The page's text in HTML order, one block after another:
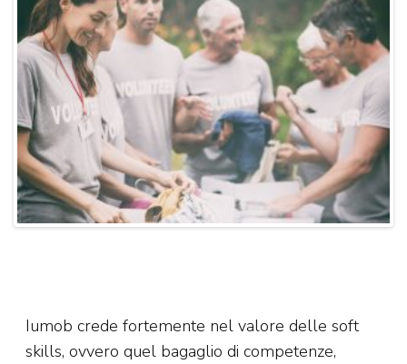
Iumob crede fortemente nel valore delle soft
skills, ovvero quel bagaglio di competenze,